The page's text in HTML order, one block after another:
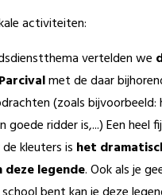
activiteiten:
vertelden we
met de daar
(zoals bijvoorbeeld:
goede ridder is,...) Een heel
kleuters is het
deze legende. Ook als je